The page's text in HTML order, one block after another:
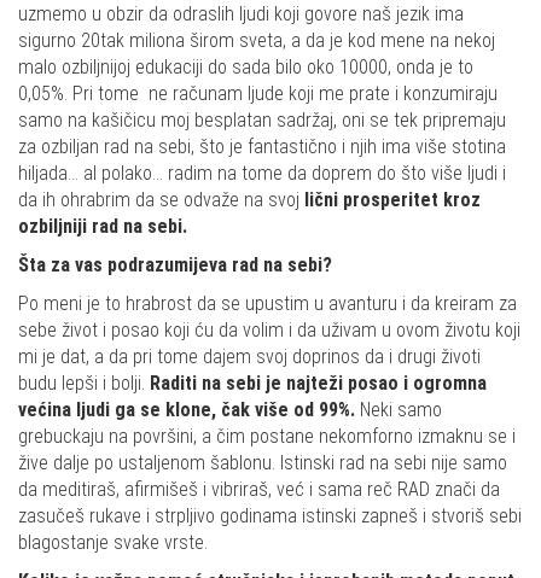
uzmemo u obzir da odraslih ljudi koji govore naš jezik ima
sigurno 20tak miliona širom sveta, a da je kod mene na nekoj
malo ozbiljnijoj edukaciji do sada bilo oko 10000, onda je to
0,05%. Pri tome ne računam ljude koji me prate i konzumiraju
samo na kašičicu moj besplatan sadržaj, oni se tek pripremaju
za ozbiljan rad na sebi, što je fantastično i njih ima više stotina
hiljada… al polako… radim na tome da doprem do što više ljudi i
da ih ohrabrim da se odvaže na svoj lični prosperitet kroz
ozbiljniji rad na sebi.
Šta za vas podrazumijeva rad na sebi?
Po meni je to hrabrost da se upustim u avanturu i da kreiram za
sebe život i posao koji ću da volim i da uživam u ovom životu koji
mi je dat, a da pri tome dajem svoj doprinos da i drugi životi
budu lepši i bolji. Raditi na sebi je najteži posao i ogromna
većina ljudi ga se klone, čak više od 99%. Neki samo
grebuckaju na površini, a čim postane nekomforno izmaknu se i
žive dalje po ustaljenom šablonu. Istinski rad na sebi nije samo
da meditiraš, afirmišeš i vibriraš, već i sama reč RAD znači da
zasučeš rukave i strpljivo godinama istinski zapneš i stvoriš sebi
blagostanje svake vrste.